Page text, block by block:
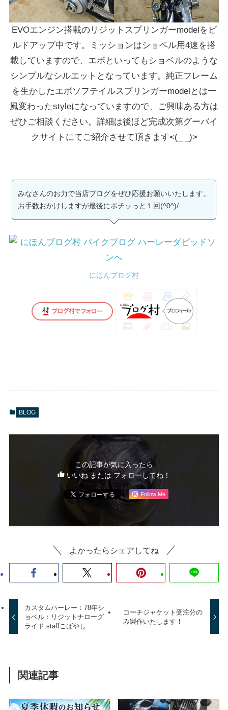
EVOエンジン搭載のリジットスプリンガーmodelをビ
ルドアップ中です。ミッションはショベル用4速を搭
載していますので、エボといってもショベルのような
シンプルなシルエットとなっています。純正フレーム
を生かしたエボソフテイルスプリンガーmodelとは一
風変わったstyleになっていますので、ご興味ある方は
ぜひご相談ください。詳細は後ほど完成次第グーバイ
クサイトにてご紹介させて頂きます<(_ _)>
みなさんのお力で当店ブログをぜひ応援お願いいたします。
お手数おかけしますが最後にポチッっと１回(^0^)/
にほんブログ村
BLOG
この記事が気に入ったら
いいね または フォローしてね！
Follow Me
よかったらシェアしてね
カスタムハーレー：78年シ
ョベル：リジットナローグ
ライド:staffこばやし
コーチジャケット受注分の
み製作いたします！
関連記事